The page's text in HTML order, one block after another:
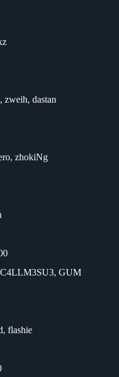
dastan
zhokiNg
C4LLM3SU3, GUM
flashie